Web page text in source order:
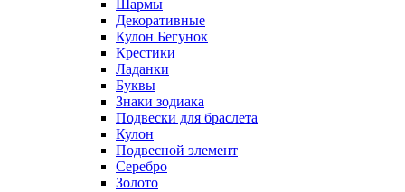
Шармы
Декоративные
Кулон Бегунок
Крестики
Ладанки
Буквы
Знаки зодиака
Подвески для браслета
Кулон
Подвесной элемент
Серебро
Золото